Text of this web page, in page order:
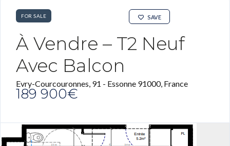
FOR SALE
À Vendre – T2 Neuf
Avec Balcon
Evry-Courcouronnes, 91 - Essonne 91000, France
SAVE
189 900€